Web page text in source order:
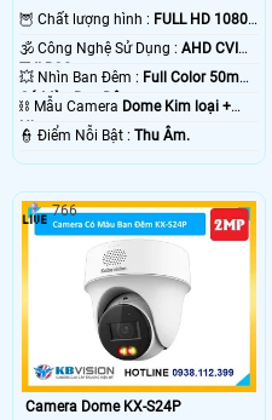
🦉 Chất lượng hình : FULL HD 1080P
🕉️ Công Nghệ Sử Dụng : AHD CVI
TVI BCS.
💥 Nhìn Ban Đêm : Full Color 50m
Có Màu Ban Ðêm.
⛓ Mẫu Camera Dome Kim loại +
Nhựa.
️👮 Điểm Nỗi Bật : Thu Âm.
Camera Dome KX-S24P
766